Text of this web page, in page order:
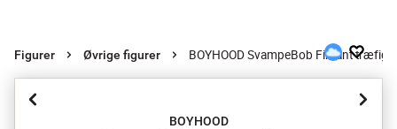
Figurer Øvrige figurer BOYHOOD SvampeBob Firkant
BOYHOOD